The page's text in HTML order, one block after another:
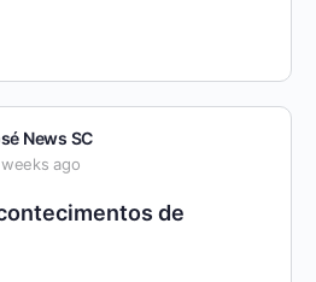
News SC
ago
de